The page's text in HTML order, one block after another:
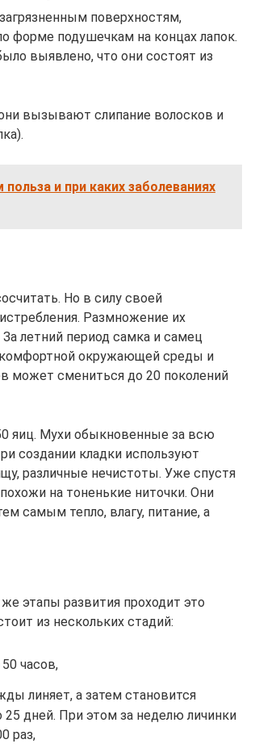
поверхностям,
форме подушечкам на концах лапок.
выявлено, что они состоят из
вызывают слипание волосков и
и при каких заболеваниях
Но в силу своей
Размножение их
летний период самка и самец
комфортной окружающей среды и
может смениться до 20 поколений
яиц. Мухи обыкновенные за всю
создании кладки используют
различные нечистоты. Уже спустя
на тоненькие ниточки. Они
самым тепло, влагу, питание, а
этапы развития проходит это
из нескольких стадий:
часов,
линяет, а затем становится
25 дней. При этом за неделю личинки
раз,